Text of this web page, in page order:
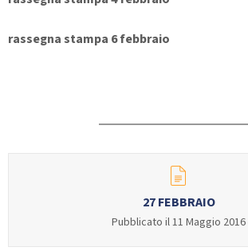
rassegna stampa 6 febbraio
27 FEBBRAIO
Pubblicato il 11 Maggio 2016